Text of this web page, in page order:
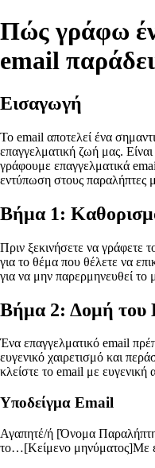
Πώς γράφω
email
Εισαγωγή
Το email αποτελεί ένα
επαγγελματική ζωή μας.
γράφουμε επαγγελματικά
εντύπωση στους παραλήπτες
Βήμα 1:
Πριν ξεκινήσετε να γράφετε
για το θέμα που θέλετε να
για να μην παρερμηνευθεί το
Βήμα 2: Δομή του
Ένα επαγγελματικό email
ευγενικό χαιρετισμό και
κλείστε το email με ευγενική
Υποδείγμα Email
Αγαπητέ/ή [Όνομα
το…[Κείμενο μηνύματος]Με